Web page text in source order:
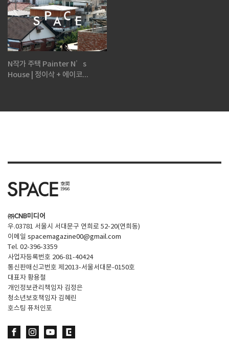
N작가 주택 Painter N’s
House | 정이삭 + 에이코...
㈜CNB미디어
우.03781 서울시 서대문구 연희로 52-20(연희동)
이메일 spacemagazine00@gmail.com
Tel. 02-396-3359
사업자등록번호 206-81-40424
통신판매신고번호 제2013-서울서대문-0150호
대표자 황용철
개인정보관리책임자 김정은
청소년보호책임자 김혜린
호스팅 퓨처인포